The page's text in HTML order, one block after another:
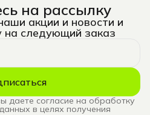
на рассылку
акции и новости и
на следующий заказ
даете согласие на обработку
в целях получения